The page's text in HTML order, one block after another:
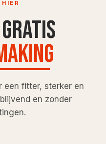
gratis
een fitter, sterker en
en zonder